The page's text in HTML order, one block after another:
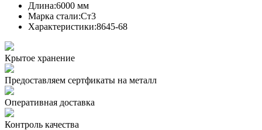
Длина:6000 мм
Марка стали:Ст3
Характеристики:8645-68
Крытое хранение
Предоставляем сертфикаты на металл
Оперативная доставка
Контроль качества